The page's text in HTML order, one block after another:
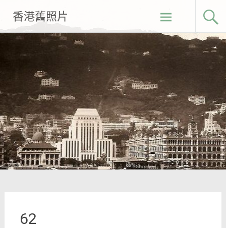
content
香港舊照片
62